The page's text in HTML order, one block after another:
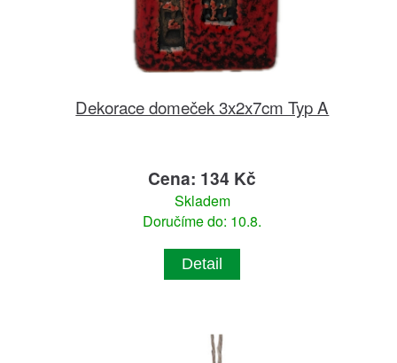
Dekorace domeček 3x2x7cm Typ A
Cena: 134 Kč
Skladem
Doručíme do: 10.8.
Detail